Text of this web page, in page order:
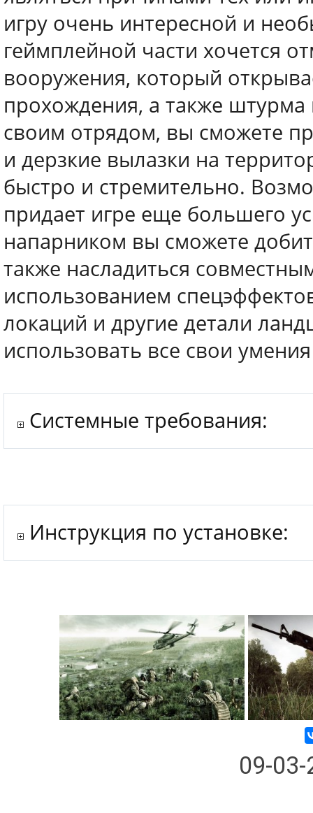
игру очень интересной и
геймплейной части хочется
вооружения, который
прохождения, а также
своим отрядом, вы сможете
и дерзкие вылазки на
быстро и стремительно.
придает игре еще большего
напарником вы сможете
также насладиться
использованием
локаций и другие детали
использовать все свои
Системные требования:
Инструкция по установке:
09-